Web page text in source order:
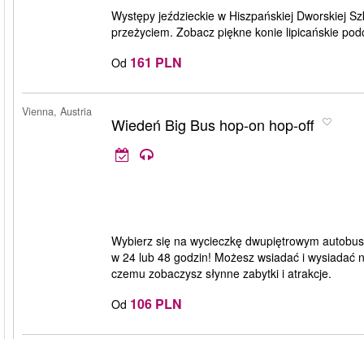
Występy jeździeckie w Hiszpańskiej Dworskiej
przeżyciem. Zobacz piękne konie lipicańskie
Od 161 PLN
Vienna, Austria
Wiedeń Big Bus hop-on hop-off
Wybierz się na wycieczkę dwupiętrowym
w 24 lub 48 godzin! Możesz wsiadać i
czemu zobaczysz słynne zabytki i atrakcje.
Od 106 PLN